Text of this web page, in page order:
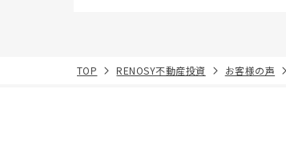
TOP RENOSY不動産投資 お客様の声